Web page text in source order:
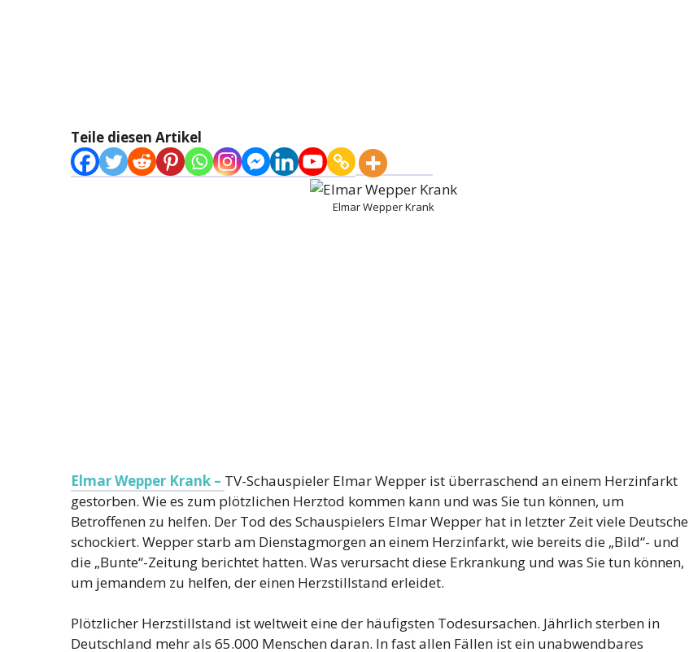
Teile diesen Artikel
Elmar Wepper Krank
Elmar Wepper Krank – TV-Schauspieler Elmar Wepper ist überraschend an einem Herzinfarkt
gestorben. Wie es zum plötzlichen Herztod kommen kann und was Sie tun können, um
Betroffenen zu helfen. Der Tod des Schauspielers Elmar Wepper hat in letzter Zeit viele Deutsche
schockiert. Wepper starb am Dienstagmorgen an einem Herzinfarkt, wie bereits die „Bild“- und
die „Bunte“-Zeitung berichtet hatten. Was verursacht diese Erkrankung und was Sie tun können,
um jemandem zu helfen, der einen Herzstillstand erleidet.
Plötzlicher Herzstillstand ist weltweit eine der häufigsten Todesursachen. Jährlich sterben in
Deutschland mehr als 65.000 Menschen daran. In fast allen Fällen ist ein unabwendbares